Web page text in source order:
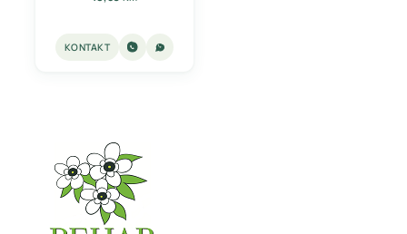
KONTAKT